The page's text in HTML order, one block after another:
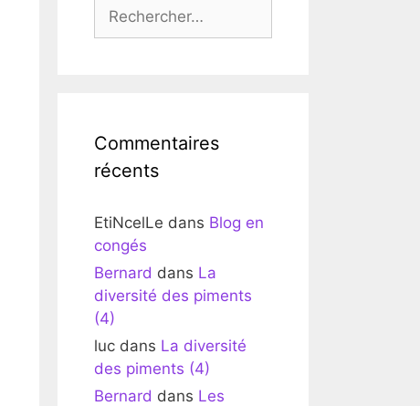
Commentaires
récents
EtiNcelLe dans Blog en
congés
Bernard dans La
diversité des piments
(4)
luc dans La diversité
des piments (4)
Bernard dans Les